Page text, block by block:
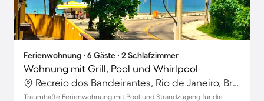
Ferienwohnung ∙ 6 Gäste ∙ 2 Schlafzimmer
Wohnung mit Grill, Pool und Whirlpool
Recreio dos Bandeirantes, Rio de Janeiro, Brasilien
Traumhafte Ferienwohnung mit Pool und Strandzugang für die